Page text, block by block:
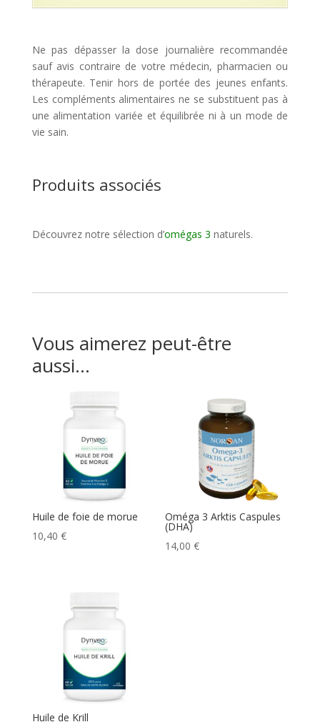
Ne pas dépasser la dose journalière recommandée
sauf avis contraire de votre médecin, pharmacien ou
thérapeute. Tenir hors de portée des jeunes enfants.
Les compléments alimentaires ne se substituent pas à
une alimentation variée et équilibrée ni à un mode de
vie sain.
Produits associés
Découvrez notre sélection d’omégas 3 naturels.
Vous aimerez peut-être
aussi…
Huile de foie de morue
10,40 €
Oméga 3 Arktis Caspules
(DHA)
14,00€
Huile de Krill